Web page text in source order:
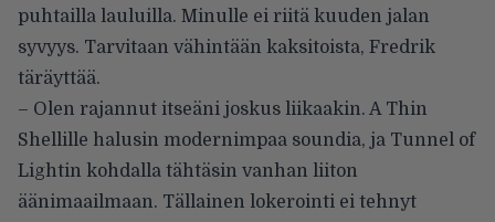
puhtailla lauluilla. Minulle ei riitä kuuden jalan
syvyys. Tarvitaan vähintään kaksitoista, Fredrik
täräyttää.
– Olen rajannut itseäni joskus liikaakin. A Thin
Shellille halusin modernimpaa soundia, ja Tunnel of
Lightin kohdalla tähtäsin vanhan liiton
äänimaailmaan. Tällainen lokerointi ei tehnyt